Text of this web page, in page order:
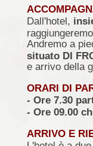
Dall'hotel,
Andremo a
situato DI
e arrivo della
ORARI DI
- Ore 7.30
- Ore 09.00
ARRIVO E